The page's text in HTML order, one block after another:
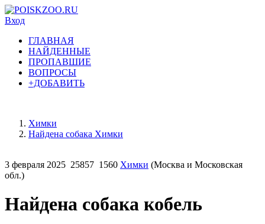
Вход
ГЛАВНАЯ
НАЙДЕННЫЕ
ПРОПАВШИЕ
ВОПРОСЫ
+ДОБАВИТЬ
Химки
Найдена собака Химки
3 февраля 2025 25857 1560 Химки (Москва и Московская
обл.)
Найдена собака кобель